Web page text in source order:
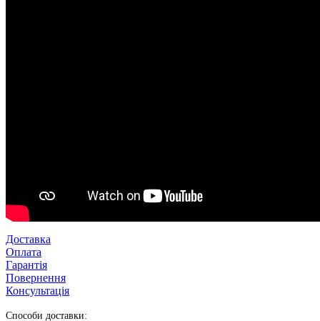
Доставка
Оплата
Гарантія
Повернення
Консультація
Способи доставки: